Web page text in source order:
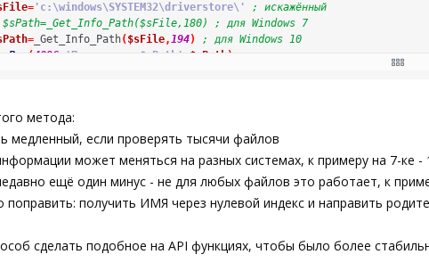
='c:\windows\SYSTEM32\driverstore\'
; искажённый
; для Windows 7
=_Get_Info_Path( $sFile,194)
; для Windows 10
( 4096, 'Переменная $sPath' $sPath )
If IsObj($oApp
$aPath = StringRegExp($sFile, '(.*\\)(.+\\?)',
If IsObj( $oObject)Then
$oName=$oObject.ParseName($aPath[1])
If IsObj ($oName)Then Return $oObject.GetDetailsOf($oName, $iIndex
Return $sFile
метода:
медленный, если проверять тысячи файлов
может меняться на разных системах, к примеру на 7-ке
ещё один минус - не для любых файлов это работает, к
получить ИМЯ через нулевой индекс и направить
сделать подобное на API функциях, чтобы было более